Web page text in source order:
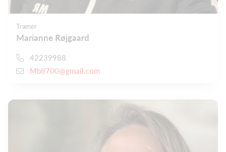
Træner
Marianne Røjgaard
42239988
Mb8700@gmail.com